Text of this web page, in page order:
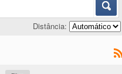
Distância: